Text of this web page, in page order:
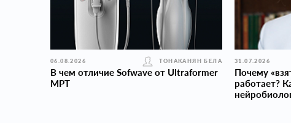
06.08.2026 ТОНАКАНЯН БЕЛА
В чем отличие Sofwave от Ultraformer
MPT
31.07.2026
Почему
работает?